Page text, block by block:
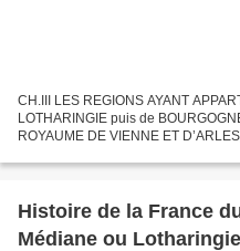
CH.III LES REGIONS AYANT
LOTHARINGIE puis de
ROYAUME DE VIENNE ET
premiers...
Histoire de la France
Médiane ou